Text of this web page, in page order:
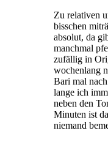
Zu relativen
bisschen
absolut, da
manchmal
zufällig in
wochenlang
Bari mal
lange ich
neben den
Minuten ist
niemand